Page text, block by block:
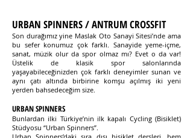
URBAN SPINNERS / ANTRUM CROSSFIT
Son durağımız yine Maslak Oto Sanayi Sitesi’nde ama
bu sefer konumuz çok farklı. Sanayide yeme-içme,
sanat, müzik olur da spor olmaz mı? Evet o da var!
Üstelik de klasik spor salonlarında
yaşayabileceğinizden çok farklı deneyimler sunan ve
aynı çatı altında birbirine komşu açılmış iki yeni
yerden bahsedeceğim size.
URBAN SPINNERS
Bunlardan ilki Türkiye’nin ilk kapalı Cycling (Bisiklet)
Stüdyosu “Urban Spinners”.